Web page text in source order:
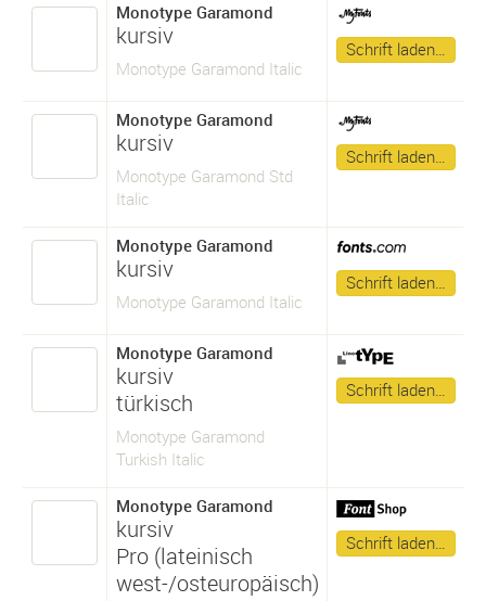
Monotype Garamond
kursiv
Monotype Garamond Italic
Schrift laden…
Monotype Garamond
kursiv
Monotype Garamond Std
Italic
Schrift laden…
Monotype Garamond
kursiv
Monotype Garamond Italic
Schrift laden…
Monotype Garamond
kursiv
türkisch
Monotype Garamond
Turkish Italic
Schrift laden…
Monotype Garamond
kursiv
Pro (lateinisch
west-/osteuropäisch)
Schrift laden…